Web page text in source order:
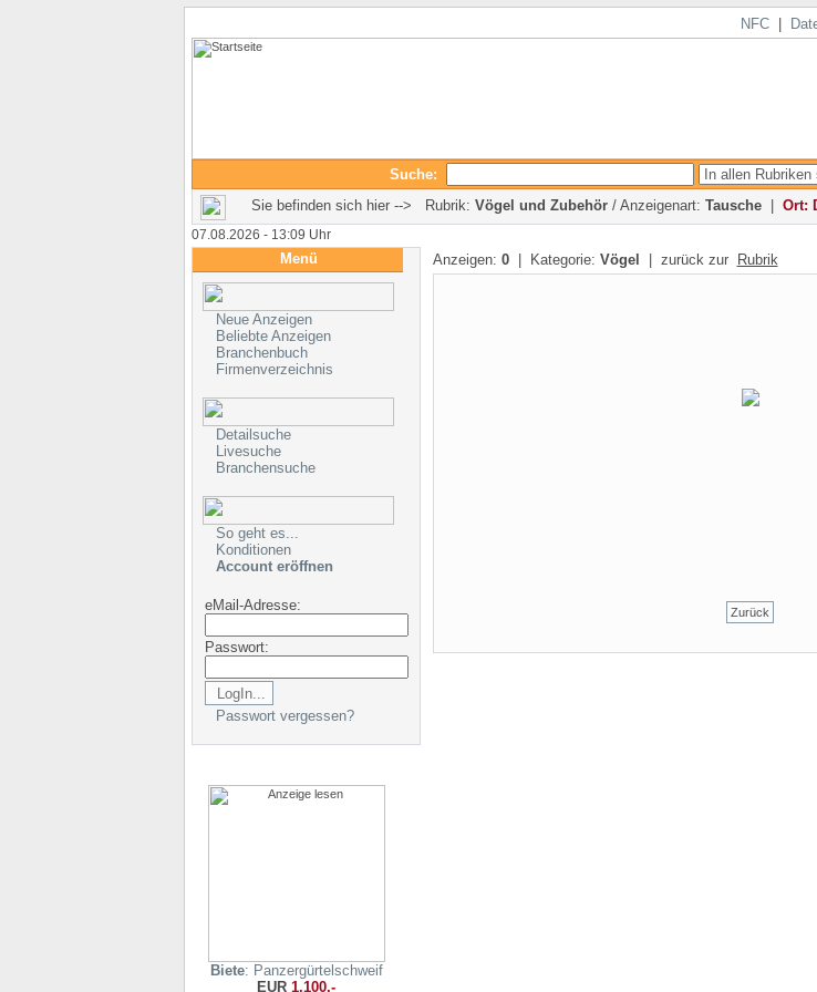
NFC|
Suche:
Sie befinden sich hier --> Rubrik: Vögel und Zubehör/ Anzeigenart: Tausche| Ort:
07.08.2026 - 13:09 Uhr
Menü
Neue Anzeigen
Beliebte Anzeigen
Branchenbuch
Firmenverzeichnis
Detailsuche
Livesuche
Branchensuche
So geht es...
Konditionen
Account eröffnen
eMail-Adresse:
Passwort:
Passwort vergessen?
Biete: Panzergürtelschweif
EUR 1.100,-
Anzeigen: 0| Kategorie: Vögel | zurück zur Rubrik
Zurück